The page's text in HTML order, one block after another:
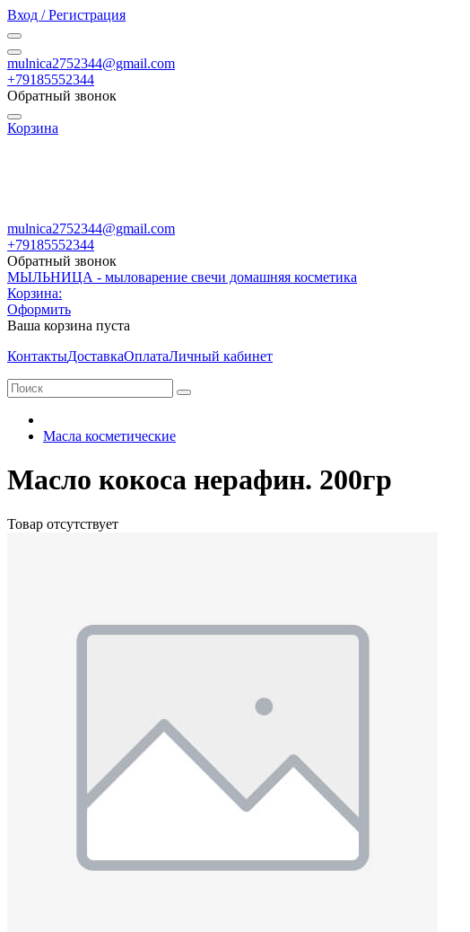
Вход / Регистрация
mulnica2752344@gmail.com
+79185552344
Обратный звонок
Корзина
mulnica2752344@gmail.com
+79185552344
Обратный звонок
МЫЛЬНИЦА - мыловарение свечи домашняя косметика
Корзина:
Оформить
Ваша корзина пуста
КонтактыДоставкаОплатаЛичный кабинет
Масла косметические
Масло кокоса нерафин. 200гр
Товар отсутствует